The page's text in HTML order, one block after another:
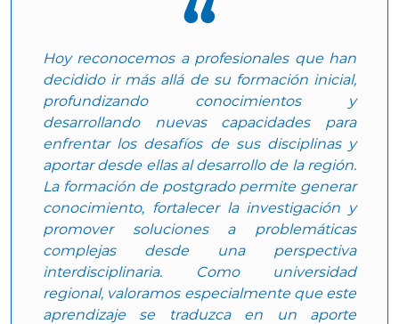
Hoy reconocemos a profesionales que han
decidido ir más allá de su formación inicial,
profundizando conocimientos y
desarrollando nuevas capacidades para
enfrentar los desafíos de sus disciplinas y
aportar desde ellas al desarrollo de la región.
La formación de postgrado permite generar
conocimiento, fortalecer la investigación y
promover soluciones a problemáticas
complejas desde una perspectiva
interdisciplinaria. Como universidad
regional, valoramos especialmente que este
aprendizaje se traduzca en un aporte